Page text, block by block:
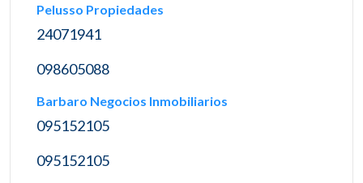
Pelusso Propiedades
24071941
098605088
Barbaro Negocios Inmobiliarios
095152105
095152105